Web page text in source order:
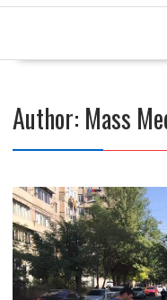
Author: Mass